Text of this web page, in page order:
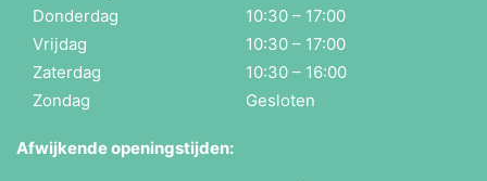
Donderdag
10:30 – 17:00
Vrijdag
10:30 – 17:00
Zaterdag
10:30 – 16:00
Zondag
Gesloten
Afwijkende openingstijden: